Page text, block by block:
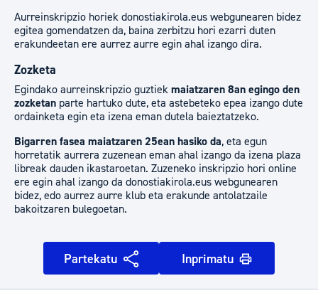
Aurreinskripzio horiek donostiakirola.eus webgunearen bidez
egitea gomendatzen da, baina zerbitzu hori ezarri duten
erakundeetan ere aurrez aurre egin ahal izango dira.
Zozketa
Egindako aurreinskripzio guztiek maiatzaren 8an egingo den
zozketan parte hartuko dute, eta astebeteko epea izango dute
ordainketa egin eta izena eman dutela baieztatzeko.
Bigarren fasea maiatzaren 25ean hasiko da, eta egun
horretatik aurrera zuzenean eman ahal izango da izena plaza
libreak dauden ikastaroetan. Zuzeneko inskripzio hori online
ere egin ahal izango da donostiakirola.eus webgunearen
bidez, edo aurrez aurre klub eta erakunde antolatzaile
bakoitzaren bulegoetan.
Partekatu Inprimatu